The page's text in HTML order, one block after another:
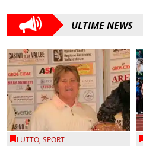
ULTIME NEWS
LUTTO,SPORT